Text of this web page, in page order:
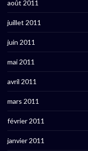
août 2011
juillet 2011
juin 2011
mai 2011
avril 2011
mars 2011
février 2011
janvier 2011